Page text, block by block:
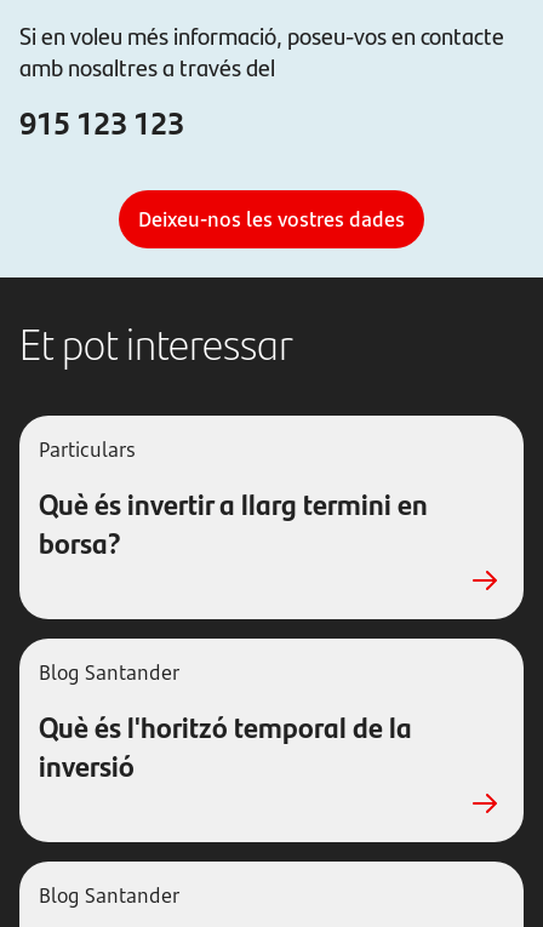
Si en voleu més informació, poseu-vos en contacte
amb nosaltres a través del
915 123 123
Deixeu-nos les vostres dades
Et pot interessar
Particulars
Què és invertir a llarg termini en
borsa?
Blog Santander
Què és l'horitzó temporal de la
inversió
Blog Santander